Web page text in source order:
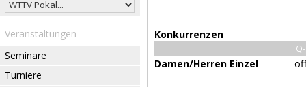
Veranstaltungen
Seminare
Turniere
Konkurrenzen
Damen/Herren Einzel